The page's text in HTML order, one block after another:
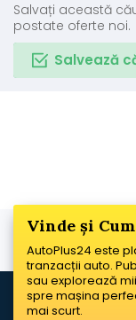
Salvați această
postate oferte noi.
Salvează
Vinde și
AutoPlus24 este
tranzacții auto.
sau explorează
spre mașina
mai scurt.